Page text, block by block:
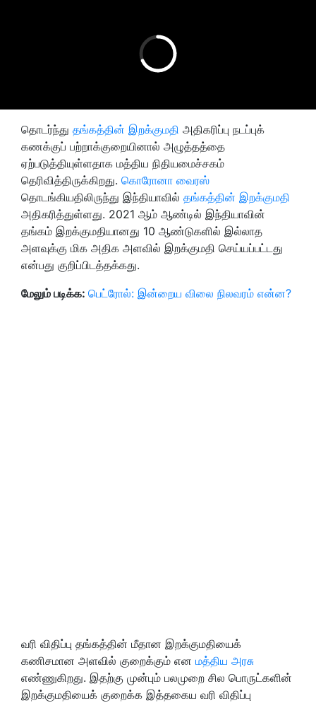
தொடர்ந்து தங்கத்தின் இறக்குமதி அதிகரிப்பு நடப்புக்
கணக்குப் பற்றாக்குறையினால் அழுத்தத்தை
ஏற்படுத்தியுள்ளதாக மத்திய நிதியமைச்சகம்
தெரிவித்திருக்கிறது. கொரோனா வைரஸ்
தொடங்கியதிலிருந்து இந்தியாவில் தங்கத்தின் இறக்குமதி
அதிகரித்துள்ளது. 2021 ஆம் ஆண்டில் இந்தியாவின்
தங்கம் இறக்குமதியானது 10 ஆண்டுகளில் இல்லாத
அளவுக்கு மிக அதிக அளவில் இறக்குமதி செய்யப்பட்டது
என்பது குறிப்பிடத்தக்கது.
மேலும் படிக்க: பெட்ரோல்: இன்றைய விலை நிலவரம் என்ன?
வரி விதிப்பு தங்கத்தின் மீதான இறக்குமதியைக்
கணிசமான அளவில் குறைக்கும் என மத்திய அரசு
எண்ணுகிறது. இதற்கு முன்பும் பலமுறை சில பொருட்களின்
இறக்குமதியைக் குறைக்க இத்தகைய வரி விதிப்பு